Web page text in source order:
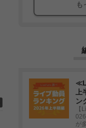
も
ン
【
が